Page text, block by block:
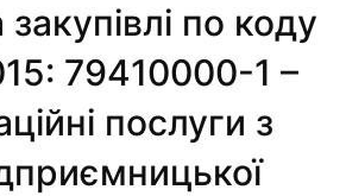
по коду
79410000-1 –
послуги з